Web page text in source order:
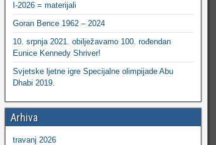
I-2026 = materijali
Goran Bence 1962 – 2024
10. srpnja 2021. obilježavamo 100. rođendan
Eunice Kennedy Shriver!
Svjetske ljetne igre Specijalne olimpijade Abu
Dhabi 2019.
Arhiva
travanj 2026